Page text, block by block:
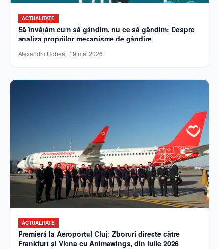
ACTUALITATE
Să învățăm cum să gândim, nu ce să gândim: Despre
analiza propriilor mecanisme de gândire
Alexandru Robea · 19 mai 2026
ACTUALITATE
Premieră la Aeroportul Cluj: Zboruri directe către
Frankfurt și Viena cu Animawings, din iulie 2026